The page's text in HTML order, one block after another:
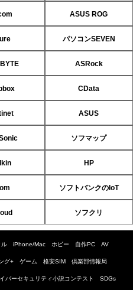
ASUS ROG
パソコンSEVEN
ASRock
CData
ASUS
ソフマップ
HP
ソフトバンクのIoT
ソフクリ
ル iPhone/Mac ホビー 自作PC AV
グ+ ゲーム 格安SIM 倶楽部情報局
バーセキュリティ小説コンテスト SDGs